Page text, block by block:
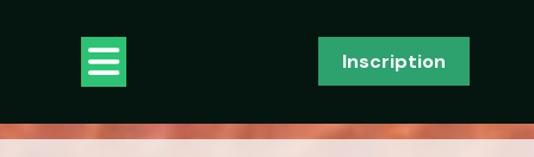
Button
Inscription